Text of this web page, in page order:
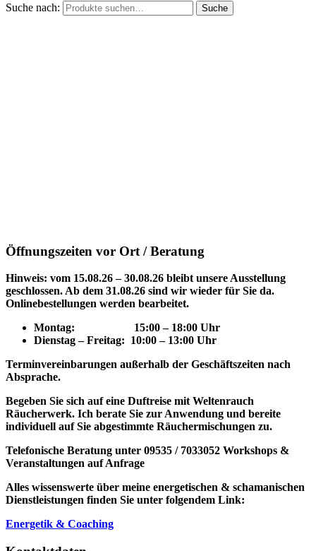
Suche nach: Suche
Öffnungszeiten vor Ort / Beratung
Hinweis: vom 15.08.26 – 30.08.26 bleibt unsere Ausstellung
geschlossen. Ab dem 31.08.26 sind wir wieder für Sie da.
Onlinebestellungen werden bearbeitet.
Montag: 15:00 – 18:00 Uhr
Dienstag – Freitag: 10:00 – 13:00 Uhr
Terminvereinbarungen außerhalb der Geschäftszeiten nach
Absprache.
Begeben Sie sich auf eine Duftreise mit Weltenrauch
Räucherwerk. Ich berate Sie zur Anwendung und bereite
individuell auf Sie abgestimmte Räuchermischungen zu.
Telefonische Beratung unter 09535 / 7033052 Workshops &
Veranstaltungen auf Anfrage
Alles wissenswerte über meine energetischen & schamanischen
Dienstleistungen finden Sie unter folgendem Link:
Energetik & Coaching